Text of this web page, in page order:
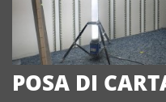
POSA DI